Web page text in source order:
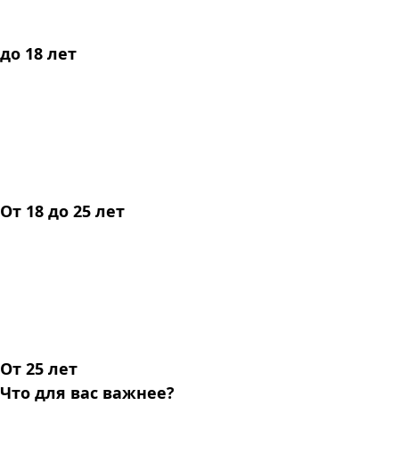
до 18 лет
От 18 до 25 лет
От 25 лет
Что для вас важнее?